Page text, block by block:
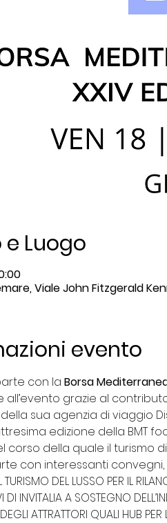
Luogo
Viale John Fitzgerald
evento
con la Borsa
grazie al
sua agenzia di viaggio
edizione della BMT
corso della quale il turismo
con interessanti
TURISMO DEL LUSSO PER IL
DI INVITALIA A SOSTEGNO
ATTRATTORI QUALI HUB